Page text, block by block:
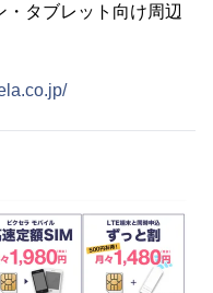
ット向け周辺